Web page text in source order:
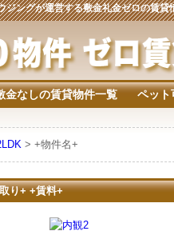
ジングが運営する敷金礼金ゼロの賃貸
金なしの賃貸物件一覧 ペット
> +物件名+
り+ +賃料+